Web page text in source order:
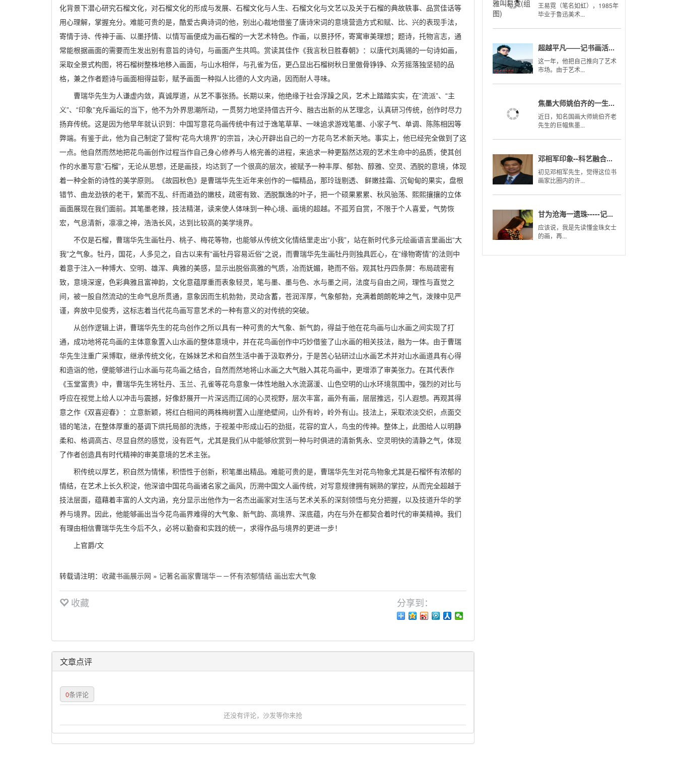
化背景下潜心研究石榴文化，对石榴文化的形成与发展、石榴文化与人生、石榴文化与文艺以及关于石榴的典故轶事、品赏佳话等
用心理解，掌握充分。难能可贵的是，酷爱古典诗词的他，别出心裁地借鉴了唐诗宋词的意境营造方式和赋、比、兴的表现手法，
寄情于诗、传神于画、以墨抒情、以情写画便成为画石榴的一大艺术特色。作画，以景抒怀，寄寓审美理想；题诗，托物言志，通
常能根据画面的需要而生发出别有意旨的诗句，与画面产生共鸣。赏读其佳作《我言秋日胜春朝》：以唐代刘禹锡的一句诗如画，
采取全景式构图，将石榴树整株地移入画面，与山水相伴，与孔雀为伍，更凸显出石榴树秋日里傲骨铮铮、众芳摇落独坚韧的品
格，兼之作者题诗与画面相得益彰，赋予画面一种拟人比德的人文内涵，因而耐人寻味。
曹瑞华先生为人谦虚内敛，真诚厚道，从艺不事张扬。长期以来，他绝缘于社会浮躁之风，艺术上踏踏实实，在“流派”、“主
义”、“印象”充斥画坛的当下，他不为外界思潮所动，一贯努力地坚持借古开今、融古出新的从艺理念，认真研习传统，创作时尽力
扬弃传统。这是因为他早年就认识到：中国写意花鸟画传统中有过于逸笔草草、一味追求游戏笔墨、小家子气、单调、陈陈相因等
弊端。有鉴于此，他为自己制定了营构“花鸟大境界”的宗旨，决心开辟出自己的一方花鸟艺术新天地。事实上，他已经完全做到了这
一点。他自然而然地把花鸟画创作过程当作自己身心修养与人格完善的进程，来追求一种更豁然达观的艺术生命中的品质，使其创
作的水墨写意“石榴”，无论从思想，还是画技，均达到了一个很高的层次，被赋予一种丰厚、郁勃、醇雅、空灵、洒脱的意境，体现
着一种全新的诗性的美学原则。《故园秋色》是曹瑞华先生近年来创作的一幅精品，那玲珑剔透、 鲜嫩挂霜、沉甸甸的果实，盘根
错节、曲龙劲铁的老干，繁而不乱、纤而遒劲的嫩枝，疏密有致、洒脱飘逸的叶子，把一个硕果累累、秋风骀荡、熙熙攘攘的立体
画面展现在我们面前。其笔墨老辣，技法精湛，读来使人体味到一种心境、画境的超越。不孤芳自赏，不限于个人喜爱，气势恢
宏，气息清新，凛凛之神，浩浩长风，达到比较高的美学境界。
不仅是石榴，曹瑞华先生画牡丹、桃子、梅花等物，也能够从传统文化情结里走出“小我”，站在新时代多元绘画语言里画出“大
我”之气象。牡丹，国花，人多见之，自古以来有“画牡丹容易近俗”之说，而曹瑞华先生画牡丹则独具匠心，在“缘物寄情”的法则中
着意于注入一种博大、空明、雄浑、典雅的美感，显示出脱俗高雅的气质，冶而妩媚，艳而不俗。观其牡丹四条屏：布局疏密有
致，意境深邃，色彩典雅且富神韵，文化意蕴厚重而表象轻灵，笔与墨、墨与色、水与墨之间，法度与自由之间，理性与直觉之
间，被一股自然流动的生命气息所贯通，意象因而生机勃勃，灵动含蓄，苍润浑厚，气象郁勃，充满着朗朗乾坤之气，泼辣中见严
谨，奔放中见俊秀，这标志着当代花鸟画写意艺术的一种有意义的对传统的突破。
从创作逻辑上讲，曹瑞华先生的花鸟创作之所以具有一种可贵的大气象、新气韵，得益于他在花鸟画与山水画之间实现了打
通，成功地将花鸟画的主体意象置入山水画的整体意境中，并在花鸟画创作中巧妙借鉴了山水画的相关技法，融为一体。由于曹瑞
华先生注重广采博取，继承传统文化，在姊妹艺术和自然生活中善于汲取养分，于是苦心钻研过山水画艺术并对山水画道具有心得
和造诣的他，便能够进行山水画与花鸟画之结合，自然而然地将山水画之大气融入其花鸟画中，更增添了审美张力。在其代表作
《玉堂富贵》中，曹瑞华先生将牡丹、玉兰、孔雀等花鸟意象一体性地融入水流潺湲、山色空明的山水环境氛围中，强烈的对比与
呼应在视觉上给人以冲击与震撼，好像舒展开一片深远而辽阔的心灵视野，层次丰富，画外有画，层层推远，引人遐想。再观其得
意之作《双喜迎春》：立意新颖，将红白相间的两株梅树置入山崖绝壁间，山外有岭，岭外有山。技法上，采取浓淡交织，点面交
错的笔法，在整体厚重的基调下烘托局部的洗练，于视差中形成山石的劲挺，花容的宜人，鸟虫的传神。整体上，此图给人以明静
柔和、格调高古、尽显自然的感觉，没有匠气，尤其是我们从中能够欣赏到一种与时俱进的清新隽永、空灵明快的清静之气，体现
了作者创造具有时代精神的审美意境的艺术主张。
积传统以厚艺，积自然为情愫，积悟性于创新，积笔墨出精品。难能可贵的是，曹瑞华先生对花鸟物象尤其是石榴怀有浓郁的
情结，在艺术上长久积淀，他深谙中国花鸟画诸名家之画风，历溯中国文人画传统，对写意规律拥有娴熟的掌控，从而完全超越于
技法层面，蕴藉着丰富的人文内涵，充分显示出他作为一名杰出画家对生活与艺术关系的深刻领悟与充分把握，以及技道升华的学
养与境界。因此，他能够画出当今花鸟画界难得的大气象、新气韵、高境界、深底蕴，内在与外在都契合着时代的审美精神。我们
有理由相信曹瑞华先生今后不久，必将以勤奋和实践的统一，求得作品与境界的更进一步！
上官爵/文
转载请注明： 收藏书画展示网 » 记著名画家曹瑞华－－怀有浓郁情结 画出宏大气象
收藏 分享到：
文章点评
0条评论
还没有评论，沙发等你来抢
王易霓（笔名如虹），1985年
毕业于鲁迅美术...
超越平凡——记书画活...
这一年，他把自己推向了艺术
市场。由于艺术...
焦墨大师姚伯齐的一生...
近日，知名国画大师姚伯齐老
先生的巨幅焦墨...
邓相军印象--科艺融合...
初见邓相军先生，觉得这位书
画家比圈内的许...
甘为沧海一遗珠-----记...
应该说，我是先读懂金珠女士
的画，再...